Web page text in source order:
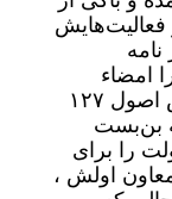
فعالیت‌هایش
امضاء
نکردم. وقتی رئیس جمهور بر اساس اصول ۱۲۷
بن‌بست
را برای
اولش ،